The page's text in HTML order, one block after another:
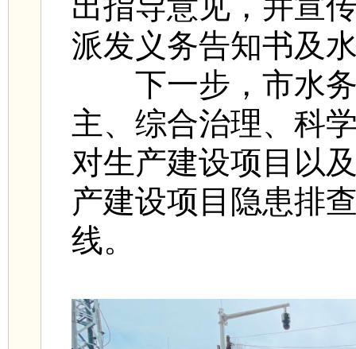
派发义务告知书及
下一步，市水务
主、综合治理、科
对生产建设项目以
产建设项目隐患排
线。